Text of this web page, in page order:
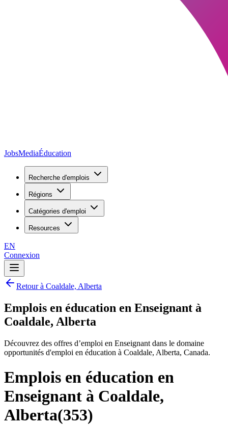
JobsMediaÉducation
Recherche d'emplois
Régions
Catégories d'emploi
Resources
EN
Connexion
Retour à Coaldale, Alberta
Emplois en éducation en Enseignant à
Coaldale, Alberta
Découvrez des offres d’emploi en Enseignant dans le domaine
opportunités d'emploi en éducation à Coaldale, Alberta, Canada.
Emplois en éducation en
Enseignant à Coaldale,
Alberta(353)